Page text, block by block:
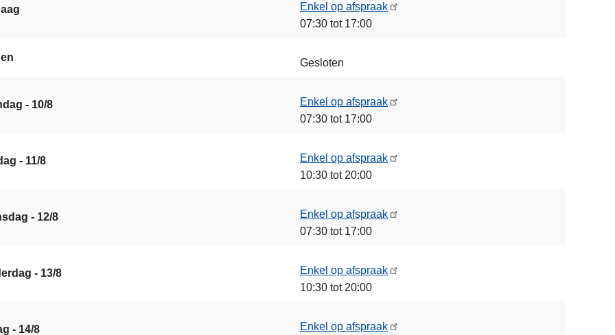
Enkel op afspraak
07:30 tot 17:00
Gesloten
- 10/8
Enkel op afspraak
07:30 tot 17:00
- 11/8
Enkel op afspraak
10:30 tot 20:00
- 12/8
Enkel op afspraak
07:30 tot 17:00
- 13/8
Enkel op afspraak
10:30 tot 20:00
- 14/8
Enkel op afspraak